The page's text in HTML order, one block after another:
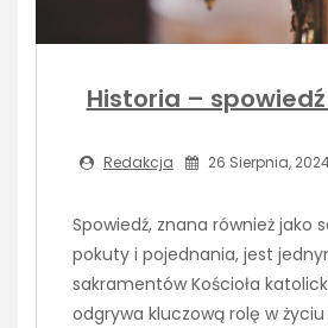
Historia –
Redakcja 26 Sierpnia,
Spowiedź, znana również jako
pokuty i pojednania, jest
sakramentów Kościoła
odgrywa kluczową rolę w